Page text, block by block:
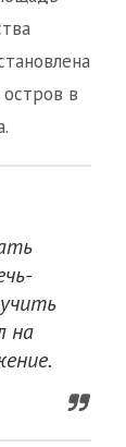
в
на